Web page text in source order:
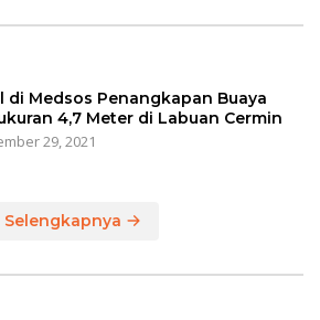
di Medsos Penangkapan Buaya
4,7 Meter di Labuan Cermin
29, 2021
Selengkapnya